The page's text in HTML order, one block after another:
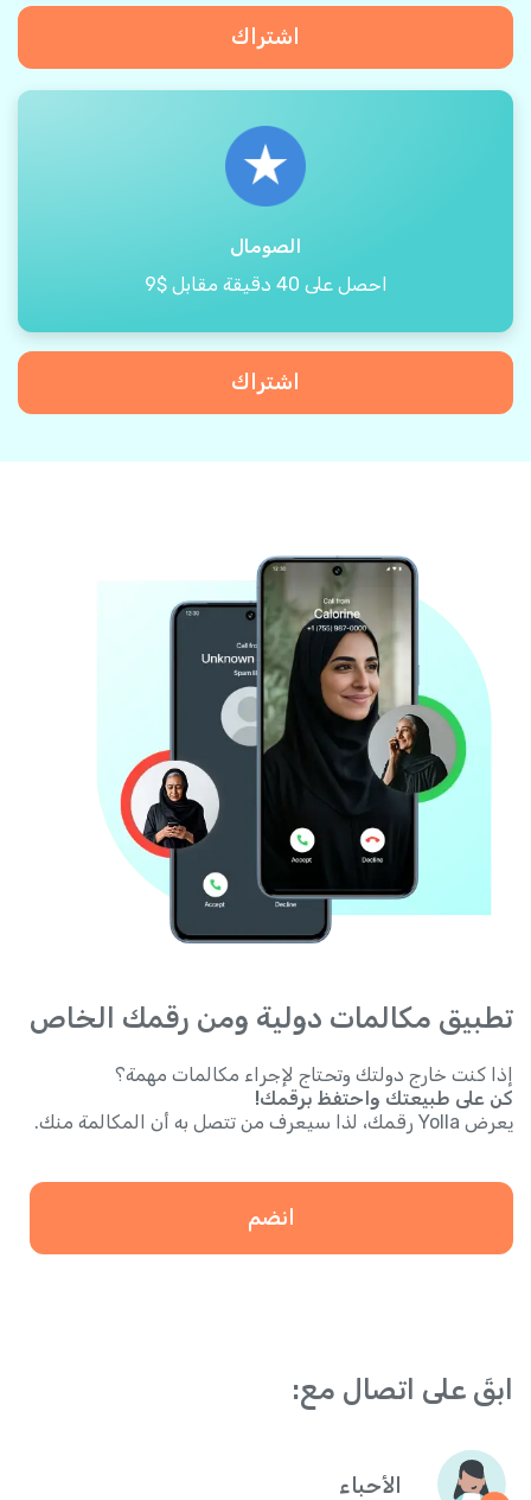
اشتراك
الصومال
احصل على 40 دقيقة مقابل $9
اشتراك
تطبيق مكالمات دولية ومن رقمك الخاص
إذا كنت خارج دولتك وتحتاج لإجراء مكالمات مهمة؟
كن على طبيعتك واحتفظ برقمك!
يعرض Yolla رقمك، لذا سيعرف من تتصل به أن المكالمة منك.
انضم
ابقَ على اتصال مع:
الأحباء